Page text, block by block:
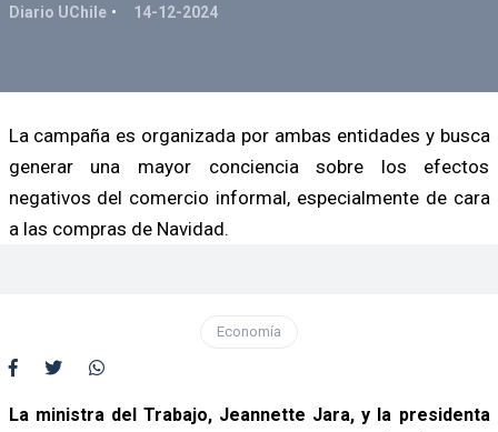
Diario UChile 14-12-2024
La campaña es organizada por ambas entidades y busca
generar una mayor conciencia sobre los efectos
negativos del comercio informal, especialmente de cara
a las compras de Navidad.
Economía
La ministra del Trabajo, Jeannette Jara, y la presidenta